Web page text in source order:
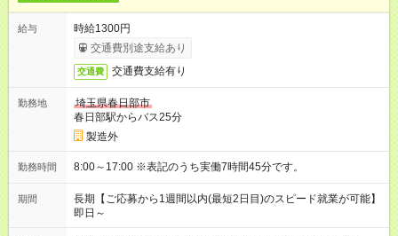
給与
時給1300円
交通費別途支給あり
交通費 交通費支給有り
勤務地
埼玉県春日部市
春日部駅からバス25分
製造外
勤務時間 8:00～17:00 ※表記のうち実働7時間45分です。
期間
長期【ご応募から1週間以内(最短2日目)のスピード就業が可能】
即日～